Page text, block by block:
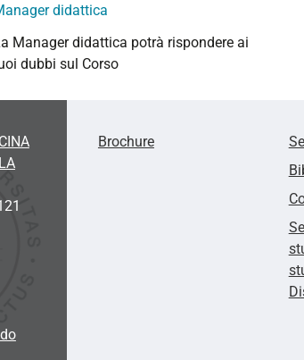
didattica
Manager didattica potrà rispondere ai
dubbi sul Corso
Brochure